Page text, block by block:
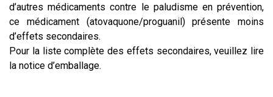
d’autres médicaments contre le paludisme en prévention,
ce médicament (atovaquone/proguanil) présente moins
d’effets secondaires.
Pour la liste complète des effets secondaires, veuillez lire
la notice d’emballage.